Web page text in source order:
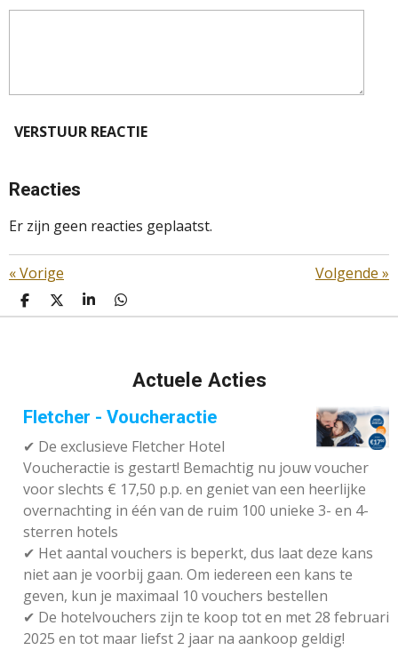
VERSTUUR REACTIE
Reacties
Er zijn geen reacties geplaatst.
«Vorige Volgende »
D
E
D
E
S
H
D
E
Actuele Acties
Fletcher - Voucheractie
✔ De exclusieve Fletcher Hotel
Voucheractie is gestart! Bemachtig nu jouw voucher
voor slechts € 17,50 p.p. en geniet van een heerlijke
overnachting in één van de ruim 100 unieke 3- en 4-
sterren hotels
✔ Het aantal vouchers is beperkt, dus laat deze kans
niet aan je voorbij gaan. Om iedereen een kans te
geven, kun je maximaal 10 vouchers bestellen
✔ De hotelvouchers zijn te koop tot en met 28 februari
2025 en tot maar liefst 2 jaar na aankoop geldig!